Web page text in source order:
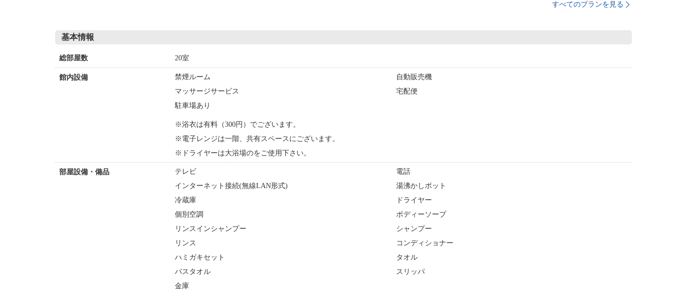
すべてのプランを見る
基本情報
総部屋数 20室
館内設備 禁煙ルーム
自動販売機
マッサージサービス
宅配便
駐車場あり
※浴衣は有料（300円）でございます。
※電子レンジは一階、共有スペースにございます。
※ドライヤーは大浴場のをご使用下さい。
部屋設備・備品 テレビ
電話
インターネット接続(無線LAN形式)
湯沸かしポット
冷蔵庫
ドライヤー
個別空調
ボディーソープ
リンスインシャンプー
シャンプー
リンス
コンディショナー
ハミガキセット
タオル
バスタオル
スリッパ
金庫